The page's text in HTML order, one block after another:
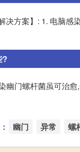
方案】: 1. 电脑
?
门螺杆菌虽可治
幽门 异常 螺